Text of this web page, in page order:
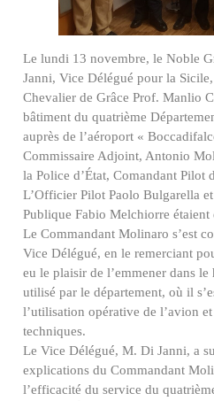
Le lundi 13 novembre, le Noble
Janni, Vice Délégué pour la
Chevalier de Grâce Prof. Manlio
bâtiment du quatrième
auprès de l’aéroport «
Commissaire Adjoint, Antonio
la Police d’État, Comandant Pilot
L’Officier Pilot Paolo Bulgarella
Publique Fabio Melchiorre étaient
Le Commandant Molinaro s’est
Vice Délégué, en le remerciant
eu le plaisir de l’emmener dans le
utilisé par le département, où il
l’utilisation opérative de l’avion
techniques.
Le Vice Délégué, M. Di Janni, a
explications du Commandant
l’efficacité du service du